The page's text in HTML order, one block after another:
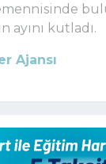
ayını kutladı.
Ajansı